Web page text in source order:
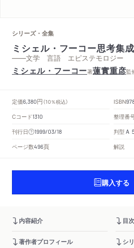
シリーズ・全集
ミシェル・フーコー思考集
——文学 言語 エピステモロジー
ミシェル・フーコー著蓮實重彦監
定価6,380円 （10％税込） ISBN
Cコード1310
整理番
刊行日
1999/03/18 判型 Ａ
ページ数496頁 解説
購入する
内容紹介 目次
著作者プロフィール シ